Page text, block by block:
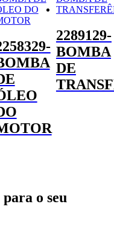
2289129-
BOMBA
DE
o seu